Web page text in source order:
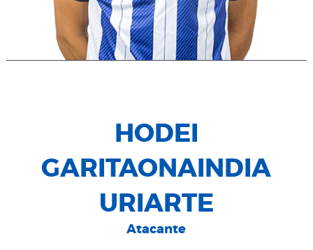
HODEI
GARITAONAINDIA
URIARTE
Atacante